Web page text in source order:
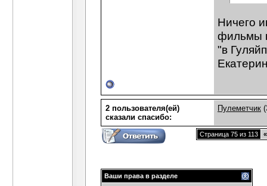
Ничего
фильмы
"в
2 пользователя(ей)
сказали cпасибо:
Пулеметчик
Страница 75 из 113 «
Ваши права в разделе